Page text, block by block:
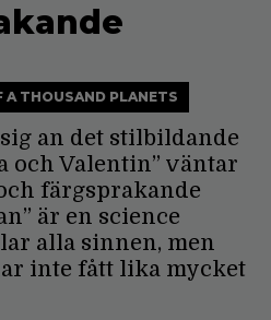
A THOUSAND PLANETS
an det stilbildande
och Valentin” väntar
färgsprakande
är en science
alla sinnen, men
inte fått lika mycket